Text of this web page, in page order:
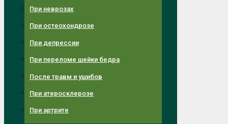
При неврозах
При остеохондрозе
При депрессии
При переломе шейки бедра
После травм и ушибов
При атеросклерозе
При артрите